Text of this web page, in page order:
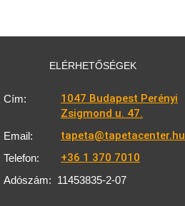
ELÉRHETŐSÉGEK
Cím:
1047 Budapest Perényi
Zsigmond u. 47.
Email: tapeta@tapetacenter.hu
Telefon: +36 1 370 7010
Adószám: 11453835-2-07